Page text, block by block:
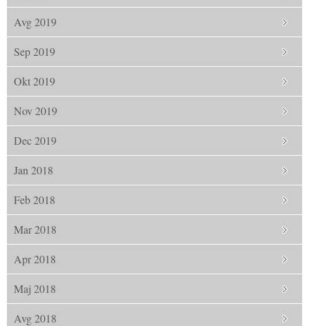
Avg 2019
Sep 2019
Okt 2019
Nov 2019
Dec 2019
Jan 2018
Feb 2018
Mar 2018
Apr 2018
Maj 2018
Avg 2018